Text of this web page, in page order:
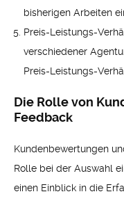
bisherigen Arbeiten
Preis-Leistungs-
verschiedener
Preis-Leistungs-
Die Rolle von
Feedback
Kundenbewertungen
Rolle bei der Auswahl
einen Einblick in die